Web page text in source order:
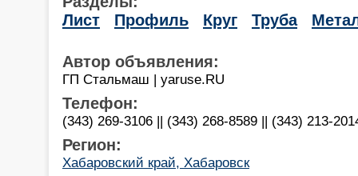
Лист
Профиль Круг Труба
Автор объявления:
ГП Стальмаш | yaruse.RU
Телефон:
(343) 269-3106 || (343) 268-8589 || (343) 213-
Регион:
Хабаровский край, Хабаровск